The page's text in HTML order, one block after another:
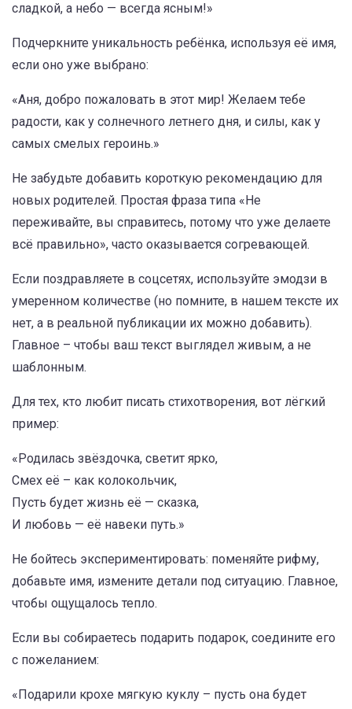
сладкой, а небо — всегда ясным!»
Подчеркните уникальность ребёнка, используя её имя,
если оно уже выбрано:
«Аня, добро пожаловать в этот мир! Желаем тебе
радости, как у солнечного летнего дня, и силы, как у
самых смелых героинь.»
Не забудьте добавить короткую рекомендацию для
новых родителей. Простая фраза типа «Не
переживайте, вы справитесь, потому что уже делаете
всё правильно», часто оказывается согревающей.
Если поздравляете в соцсетях, используйте эмодзи в
умеренном количестве (но помните, в нашем тексте их
нет, а в реальной публикации их можно добавить).
Главное – чтобы ваш текст выглядел живым, а не
шаблонным.
Для тех, кто любит писать стихотворения, вот лёгкий
пример:
«Родилась звёздочка, светит ярко,
Смех её – как колокольчик,
Пусть будет жизнь её — сказка,
И любовь — её навеки путь.»
Не бойтесь экспериментировать: поменяйте рифму,
добавьте имя, измените детали под ситуацию. Главное,
чтобы ощущалось тепло.
Если вы собираетесь подарить подарок, соедините его
с пожеланием:
«Подарили крохе мягкую куклу – пусть она будет